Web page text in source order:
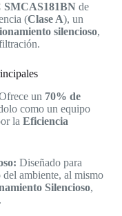
SMCAS181BN de
(Clase A), un
silencioso,
un 70% de
como un equipo
la Eficiencia
Diseñado para
del ambiente, al mismo
Silencioso,